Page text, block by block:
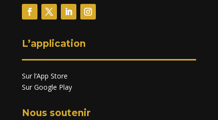
L’application
Sur l’App Store
Sur Google Play
Nous soutenir